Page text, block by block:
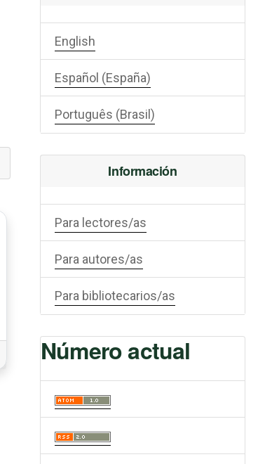
English
Español (España)
Português (Brasil)
Información
Para lectores/as
Para autores/as
Para bibliotecarios/as
Número actual